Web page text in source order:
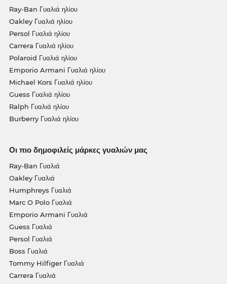
Ray-Ban Γυαλιά ηλίου
Oakley Γυαλιά ηλίου
Persol Γυαλιά ηλίου
Carrera Γυαλιά ηλίου
Polaroid Γυαλιά ηλίου
Emporio Armani Γυαλιά ηλίου
Michael Kors Γυαλιά ηλίου
Guess Γυαλιά ηλίου
Ralph Γυαλιά ηλίου
Burberry Γυαλιά ηλίου
Οι πιο δημοφιλείς μάρκες γυαλιών μας
Ray-Ban Γυαλιά
Oakley Γυαλιά
Humphreys Γυαλιά
Marc O Polo Γυαλιά
Emporio Armani Γυαλιά
Guess Γυαλιά
Persol Γυαλιά
Boss Γυαλιά
Tommy Hilfiger Γυαλιά
Carrera Γυαλιά